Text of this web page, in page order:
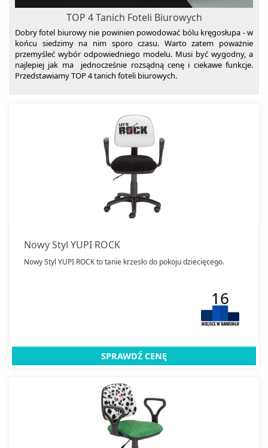
TOP 4 Tanich Foteli Biurowych
Dobry fotel biurowy nie powinien powodować bólu kręgosłupa - w
końcu siedzimy na nim sporo czasu. Warto zatem poważnie
przemyśleć wybór odpowiedniego modelu. Musi być wygodny, a
najlepiej jak ma jednocześnie rozsądną cenę i ciekawe funkcje.
Przedstawiamy TOP 4 tanich foteli biurowych.
Nowy Styl YUPI ROCK
Nowy Styl YUPI ROCK to tanie krzesło do pokoju dziecięcego.
16
SPRAWDŹ CENĘ